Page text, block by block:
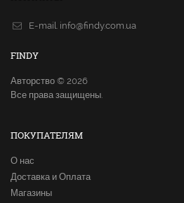
E-mail. info@findy.com.ua
FINDY
Авторство © 2026
Все права защищены.
ПОКУПАТЕЛЯМ
О нас
Доставка и Оплата
Магазины